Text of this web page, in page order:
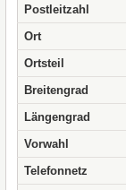
Postleitzahl
Ort
Ortsteil
Breitengrad
Längengrad
Vorwahl
Telefonnetz